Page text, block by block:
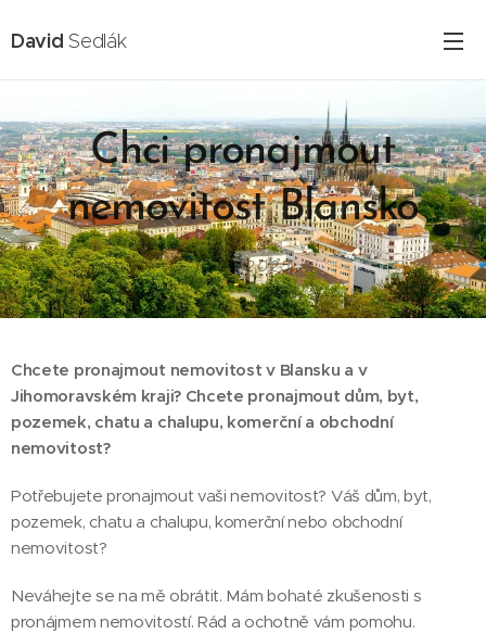
DavidSedlák
Chci pronajmout
nemovitost Blansko
16.02.2025
Chcete pronajmout nemovitost v Blansku a v
Jihomoravském kraji? Chcete pronajmout dům, byt,
pozemek, chatu a chalupu, komerční a obchodní
nemovitost?
Potřebujete pronajmout vaši nemovitost? Váš dům, byt,
pozemek, chatu a chalupu, komerční nebo obchodní
nemovitost?
Neváhejte se na mě obrátit. Mám bohaté zkušenosti s
pronájmem nemovitostí. Rád a ochotně vám pomohu.